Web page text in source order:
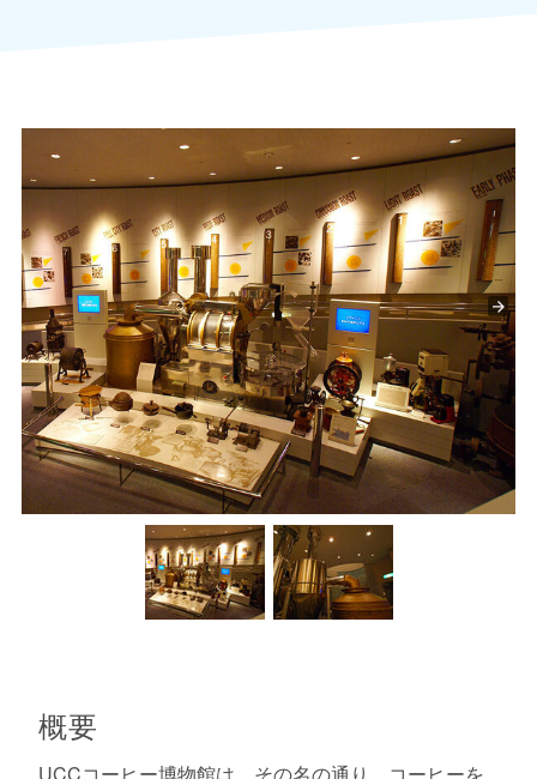
概要
UCCコーヒー博物館は、その名の通り、コーヒーを